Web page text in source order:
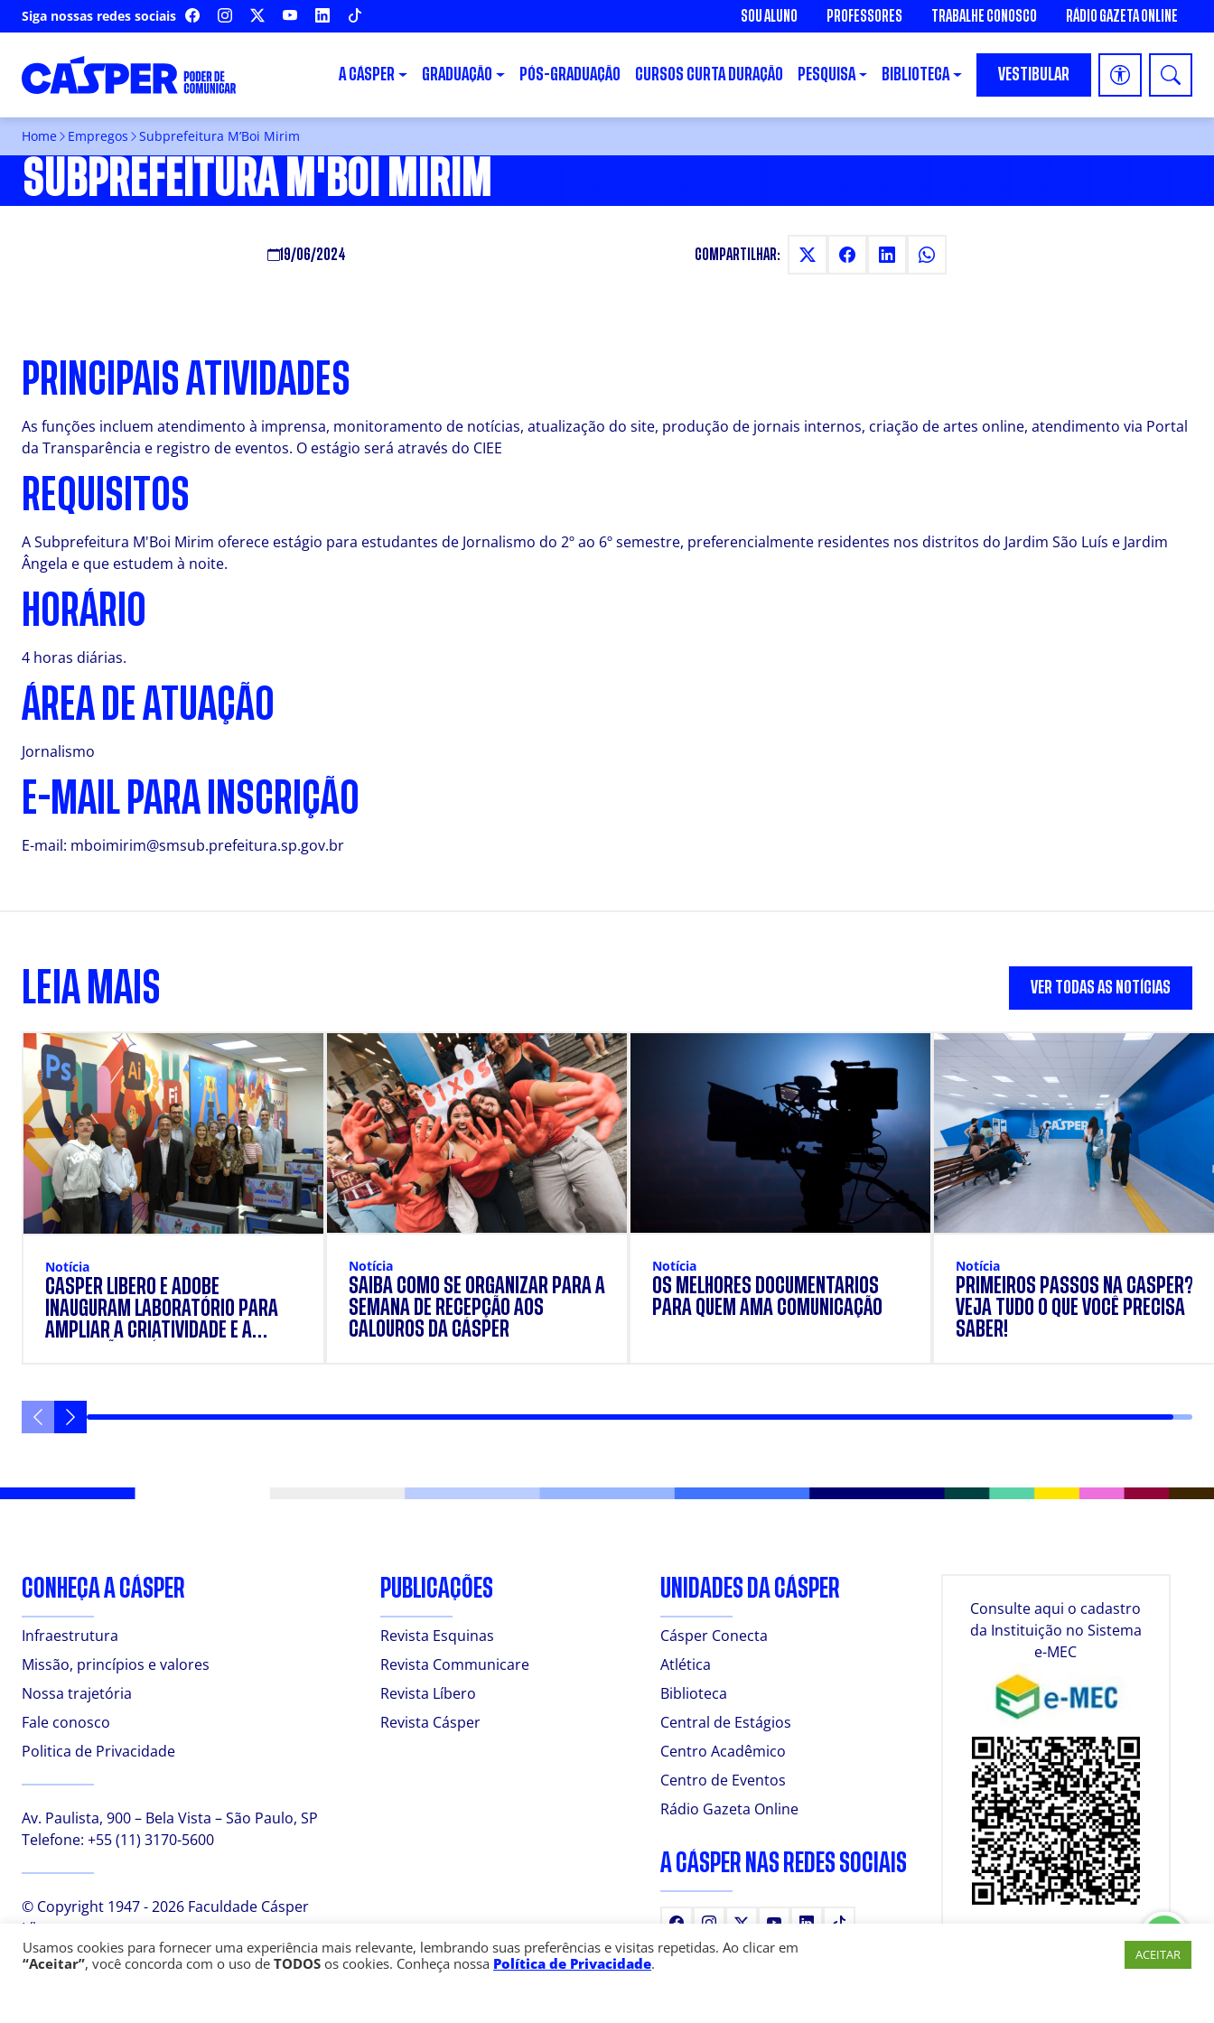
Siga nossas redes sociais FACEBOOKINSTAGRAM YOUTUBELINKEDIN SOU ALUNO PROFESSORES TRABALHE CONOSCO RÁDIO GAZETA ONLINE
A CÁSPER GRADUAÇÃO PÓS-GRADUAÇÃO CURSOS CURTA DURAÇÃO PESQUISA BIBLIOTECA VESTIBULAR
Home Empregos Subprefeitura M’Boi Mirim
SUBPREFEITURA M'BOI MIRIM
19/06/2024 COMPARTILHAR:
PRINCIPAIS ATIVIDADES
As funções incluem atendimento à imprensa, monitoramento de notícias, atualização do site, produção de jornais internos, criação de artes online, atendimento via Portal
da Transparência e registro de eventos. O estágio será através do CIEE
REQUISITOS
A Subprefeitura M'Boi Mirim oferece estágio para estudantes de Jornalismo do 2º ao 6º semestre, preferencialmente residentes nos distritos do Jardim São Luís e Jardim
Ângela e que estudem à noite.
HORÁRIO
4 horas diárias.
ÁREA DE ATUAÇÃO
Jornalismo
E-MAIL PARA INSCRIÇÃO
E-mail: mboimirim@smsub.prefeitura.sp.gov.br
LEIA MAIS VER TODAS AS NOTÍCIAS
Notícia
CÁSPER LÍBERO E ADOBE
INAUGURAM LABORATÓRIO PARA
AMPLIAR A CRIATIVIDADE E A
Notícia
SAIBA COMO SE ORGANIZAR PARA A
SEMANA DE RECEPÇÃO AOS
CALOUROS DA CÁSPER
Notícia
OS MELHORES DOCUMENTÁRIOS
PARA QUEM AMA COMUNICAÇÃO
Notícia
PRIMEIROS PASSOS NA CÁSPER?
VEJA TUDO O QUE VOCÊ PRECISA
SABER!
CONHEÇA A CÁSPER
Infraestrutura
Missão, princípios e valores
Nossa trajetória
Fale conosco
Politica de Privacidade
Av. Paulista, 900 – Bela Vista – São Paulo, SP
Telefone: +55 (11) 3170-5600
© Copyright 1947 - 2026 Faculdade Cásper
Líbero
PUBLICAÇÕES
Revista Esquinas
Revista Communicare
Revista Líbero
Revista Cásper
UNIDADES DA CÁSPER
Cásper Conecta
Atlética
Biblioteca
Central de Estágios
Centro Acadêmico
Centro de Eventos
Rádio Gazeta Online
A CÁSPER NAS REDES SOCIAIS
FacebookInstagram
X YoutubeLinkedInTikTok
Consulte aqui o cadastro
da Instituição no Sistema
e-MEC
Usamos cookies para fornecer uma experiência mais relevante, lembrando suas preferências e visitas repetidas. Ao clicar em
“Aceitar”, você concorda com o uso de TODOS os cookies. Conheça nossa Política de Privacidade. ACEITAR